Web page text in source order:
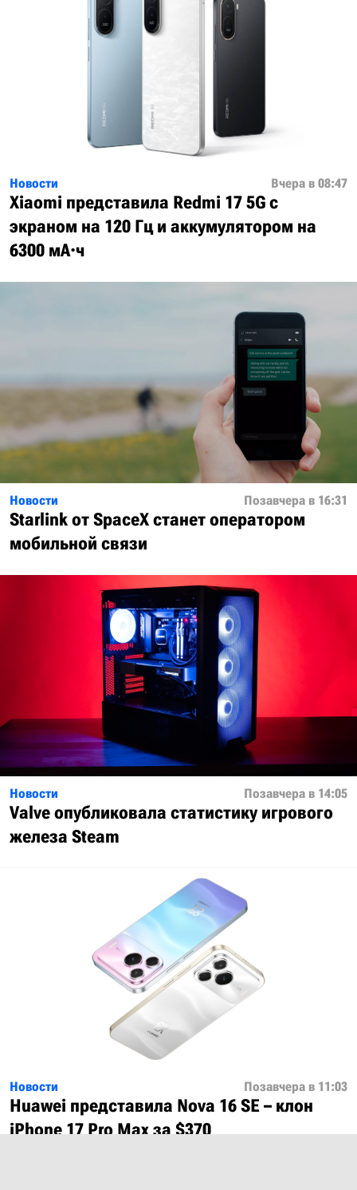
Новости Вчера в 08:47
Xiaomi представила Redmi 17 5G с
экраном на 120 Гц и аккумулятором на
6300 мА·ч
Новости Позавчера в 16:31
Starlink от SpaceX станет оператором
мобильной связи
Новости Позавчера в 14:05
Valve опубликовала статистику игрового
железа Steam
Новости Позавчера в 11:03
Huawei представила Nova 16 SE – клон
iPhone 17 Pro Max за $370